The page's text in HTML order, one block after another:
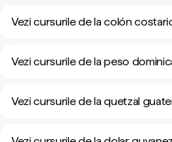
Vezi cursurile de la colón
Vezi cursurile de la peso
Vezi cursurile de la quetzal